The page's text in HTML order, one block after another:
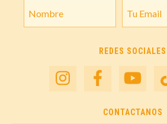
REDES SOCIALES
CONTACTANOS